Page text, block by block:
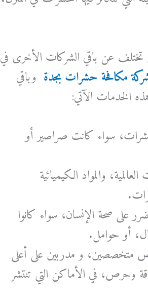
تختلف عن باقي الشركات الأخرى في
مكافحة حشرات بجدة وباقي
الخدمات الآتي:
سواء كانت صراصير أو
والمواد الكيميائية
على صحة الإنسان، سواء كانوا
أو حوامل.
متخصصين، و مدربين على أعلى
وحرص، في الأماكن التي تنتشر